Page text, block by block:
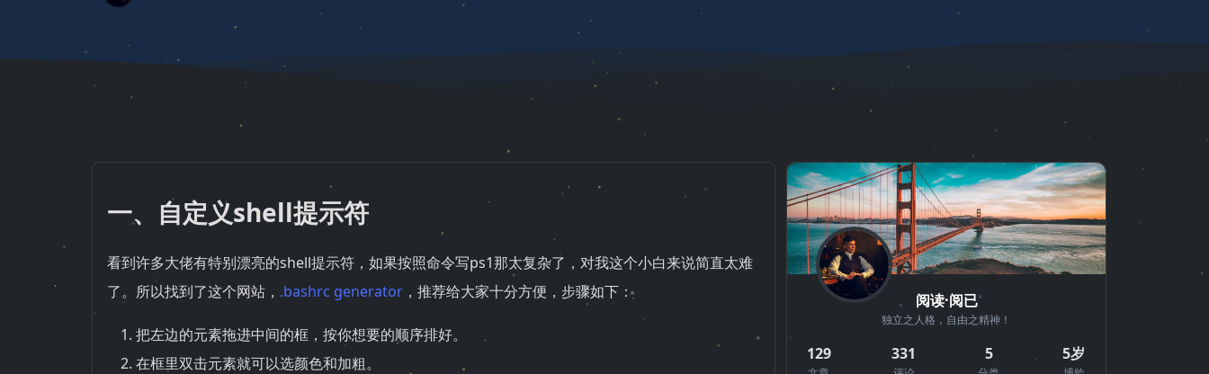
一、自定义shell提示符
看到许多大佬有特别漂亮的shell提示符，如果按照命令写ps1那太复杂了，对我这个小白来说简直太难
了。所以找到了这个网站， .bashrc generator ，推荐给大家十分方便，步骤如下：
把左边的元素拖进中间的框，按你想要的顺序排好。
在框里双击元素就可以选颜色和加粗。
阅读·阅已
独立之人格，自由之精神！
129 331 5 5岁